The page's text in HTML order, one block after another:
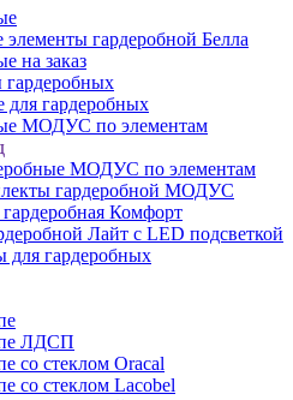
гардеробной Белла
на заказ
для гардеробных
МОДУС по элементам
МОДУС по элементам
гардеробной МОДУС
Комфорт
Лайт с LED подсветкой
для гардеробных
ЛДСП
со стеклом Oracal
со стеклом Lacobel